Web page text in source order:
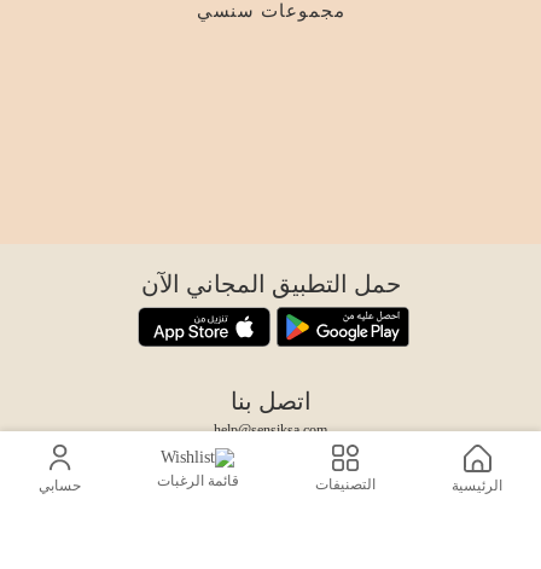
الرئيسية التصنيفات قائمة الرغبات حسابي
مجموعات سنسي
حمل التطبيق المجاني الآن
اتصل بنا
help@sensiksa.com
+966 920009538